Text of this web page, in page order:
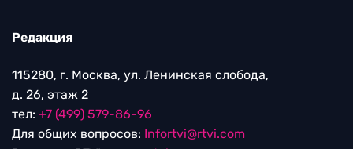
Редакция
115280, г. Москва, ул. Ленинская слобода,
д. 26, этаж 2
тел: +7 (499) 579-86-96
Для общих вопросов: Infortvi@rtvi.com